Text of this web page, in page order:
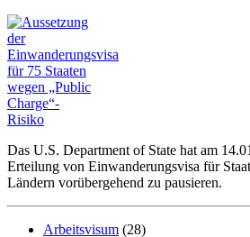
Das U.S. Department of State hat am
Erteilung von Einwanderungsvisa für
Ländern vorübergehend zu pausieren.
Arbeitsvisum (28)